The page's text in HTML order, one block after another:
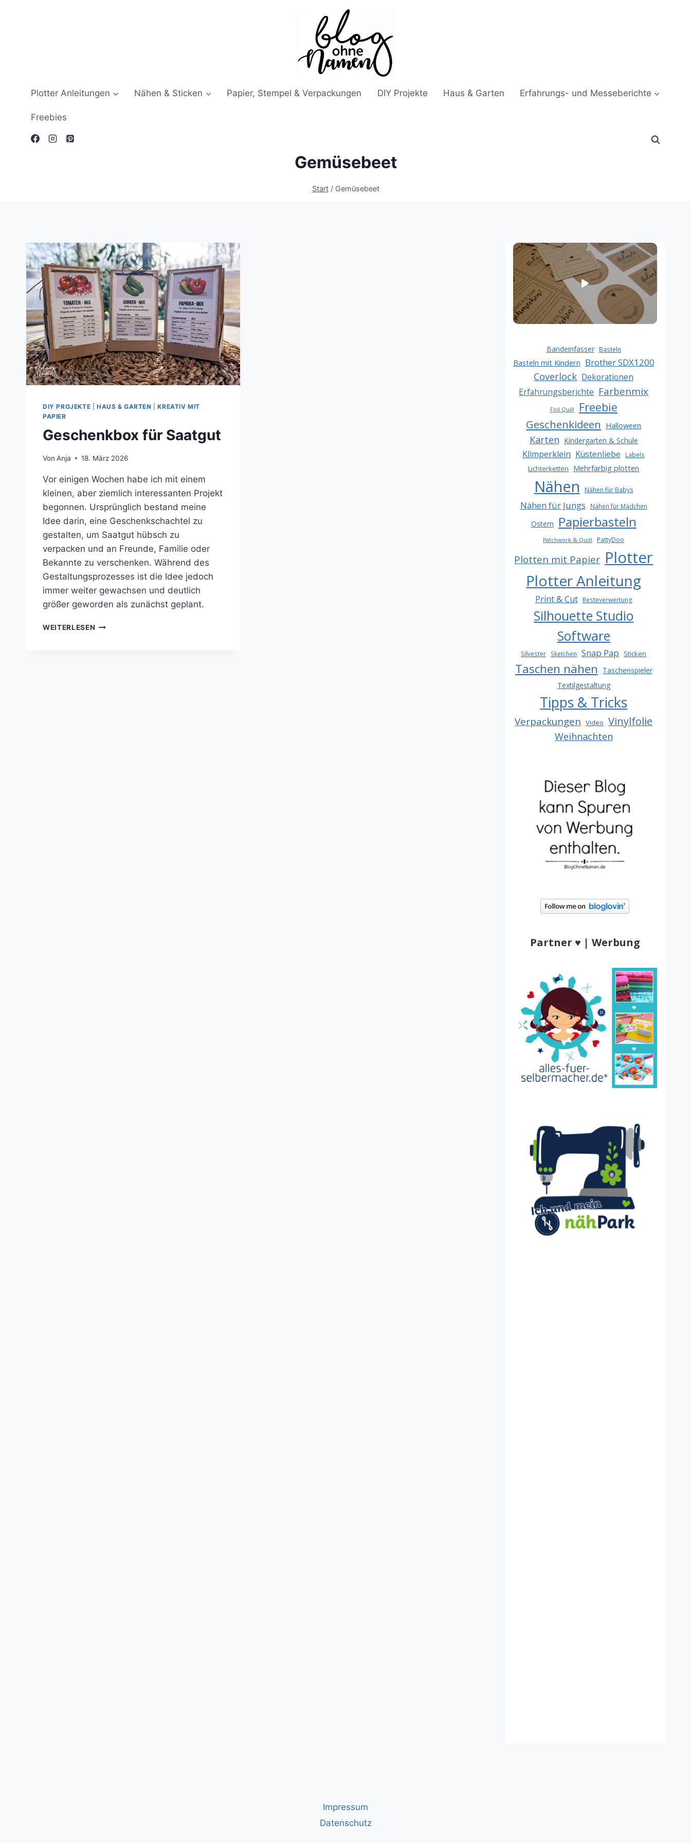
Plotter Anleitungen Nähen & Sticken Papier, Stempel & Verpackungen DIY Projekte Haus & Garten Erfahrungs- und Messeberichte
Freebies
Gemüsebeet
Start / Gemüsebeet
DIY PROJEKTE HAUS & GARTEN |KREATIV MIT
PAPIER
Geschenkbox für Saatgut
Von Anja 18. März 2026
Vor einigen Wochen habe ich mit einem
kleinen, aber ziemlich interessanten Projekt
begonnen. Ursprünglich bestand meine
Idee darin, eine Geschenkschachtel zu
gestalten, um Saatgut hübsch zu
verpacken und an Freunde, Familie oder
Bekannte zu verschenken. Während des
Gestaltungsprozesses ist die Idee jedoch
immer weiter gewachsen und deutlich
größer geworden als zunächst geplant.
WEITERLESEN GESCHENKBOX
Bandeinfasser Basteln
Basteln mit Kindern Brother SDX1200
Coverlock Dekorationen
Erfahrungsberichte Farbenmix
Foil Quill Freebie
Geschenkideen Halloween
Karten Kindergarten & Schule
Klimperklein Küstenliebe Labels
Lichterketten Mehrfarbig plotten
Nähen Nähen für Babys
Nähen für Jungs Nähen für Mädchen
Ostern Papierbasteln
Patchwork & Quilt PattyDoo
Plotten mit Papier Plotter
Plotter Anleitung
Print & Cut Resteverwertung
Silhouette Studio
Software
Silvester Sketchen Snap Pap Sticken
Taschen nähen
Taschenspieler
Textilgestaltung
Tipps & Tricks
Verpackungen Video Vinylfolie
Weihnachten
Partner ♥ | Werbung
Impressum
Datenschutz